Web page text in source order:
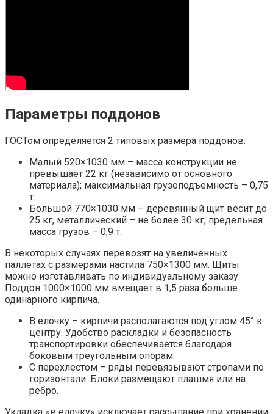
Параметры поддонов
ГОСТом определяется 2 типовых размера поддонов:
Малый 520×1030 мм – масса конструкции не
превышает 22 кг (независимо от основного
материала); максимальная грузоподъемность – 0,75
т.
Большой 770×1030 мм – деревянный щит весит до
25 кг, металлический – не более 30 кг; предельная
масса грузов – 0,9 т.
В некоторых случаях перевозят на увеличенных
паллетах с размерами настила 750×1300 мм. Щиты
можно изготавливать по индивидуальному заказу.
Поддон 1000×1000 мм вмещает в 1,5 раза больше
одинарного кирпича.
В елочку – кирпичи располагаются под углом 45° к
центру. Удобство раскладки и безопасность
транспортировки обеспечивается благодаря
боковым треугольным опорам.
С перехлестом – ряды перевязывают стропами по
горизонтали. Блоки размещают плашмя или на
ребро.
Укладка «в елочку» исключает рассыпание при хранении